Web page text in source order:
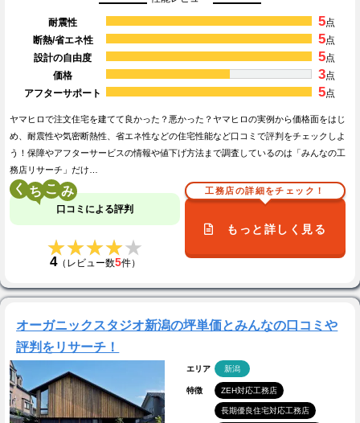
耐震性 5点
断熱/省エネ性
5点
設計の自由度
5点
価格
3点
アフターサポート
5点
ヤマヒロで注文住宅を建てて良かった？悪かった？ヤマヒロの実例から価格面をはじ
め、耐震性や気密断熱性、省エネ性などの住宅性能など口コミで評判をチェックしよ
う！保障やアフターサービスの情報や値下げ方法まで調査しているのは「みんなの工
務店リサーチ」だけ…
く こ
口コミによる評判
★★★★★
★★★★★
4（レビュー数5件）
工務店の詳細をチェック！
もっと詳しく見る
オーガニックスタジオ新潟の坪単価とみんなの口コミや
評判をリサーチ！
エリア 新潟
特徴 ZEH対応工務店
長期優良住宅対応工務店